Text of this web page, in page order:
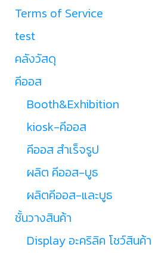
Terms of Service
test
คลังวัสดุ
คีออส
Booth&Exhibition
kiosk-คีออส
คีออส สำเร็จรูป
ผลิต คีออส-บูธ
ผลิตคีออส-และบูธ
ชั้นวางสินค้า
Display อะคริลิค โชว์สินค้า